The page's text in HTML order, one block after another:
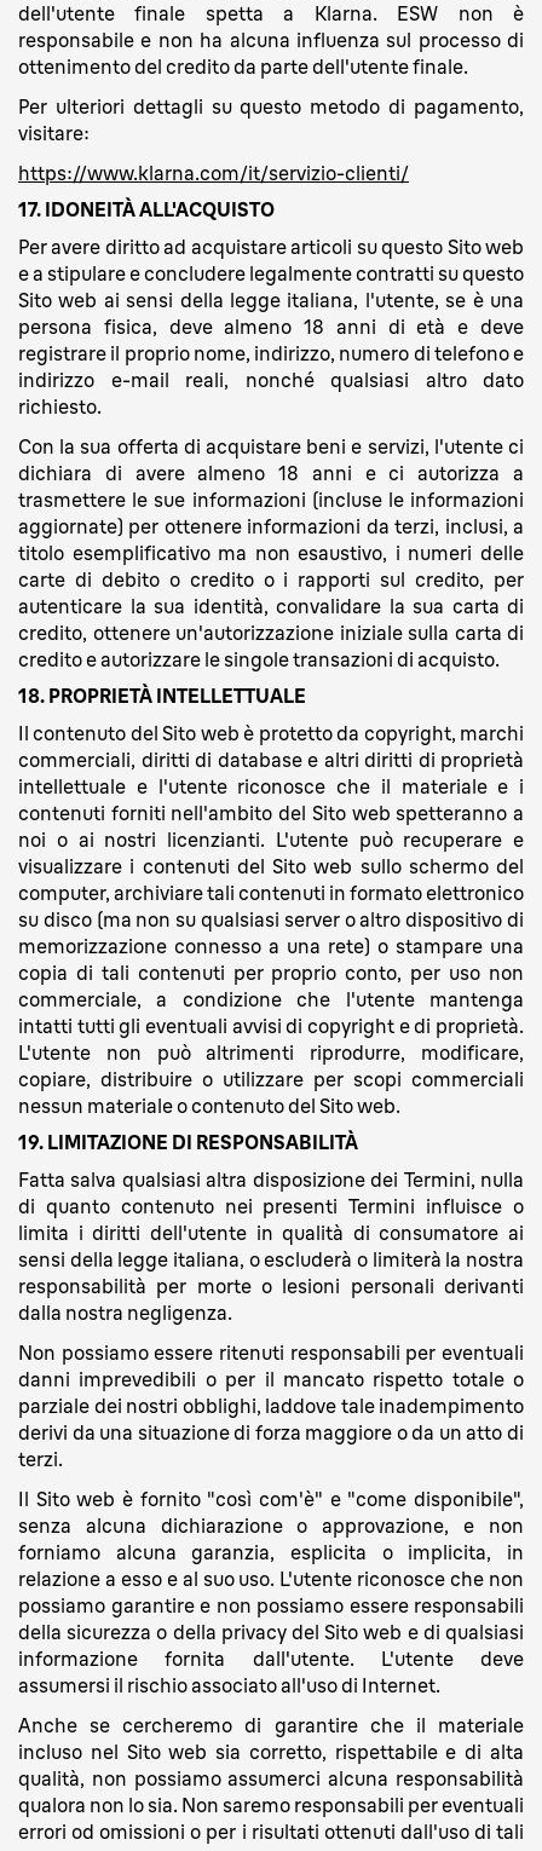
dell'utente finale spetta a Klarna. ESW non è
responsabile e non ha alcuna influenza sul processo di
ottenimento del credito da parte dell'utente finale.
Per ulteriori dettagli su questo metodo di pagamento,
visitare:
https://www.klarna.com/it/servizio-clienti/
17. IDONEITÀ ALL'ACQUISTO
Per avere diritto ad acquistare articoli su questo Sito web
e a stipulare e concludere legalmente contratti su questo
Sito web ai sensi della legge italiana, l'utente, se è una
persona fisica, deve almeno 18 anni di età e deve
registrare il proprio nome, indirizzo, numero di telefono e
indirizzo e-mail reali, nonché qualsiasi altro dato
richiesto.
Con la sua offerta di acquistare beni e servizi, l'utente ci
dichiara di avere almeno 18 anni e ci autorizza a
trasmettere le sue informazioni (incluse le informazioni
aggiornate) per ottenere informazioni da terzi, inclusi, a
titolo esemplificativo ma non esaustivo, i numeri delle
carte di debito o credito o i rapporti sul credito, per
autenticare la sua identità, convalidare la sua carta di
credito, ottenere un'autorizzazione iniziale sulla carta di
credito e autorizzare le singole transazioni di acquisto.
18. PROPRIETÀ INTELLETTUALE
Il contenuto del Sito web è protetto da copyright, marchi
commerciali, diritti di database e altri diritti di proprietà
intellettuale e l'utente riconosce che il materiale e i
contenuti forniti nell'ambito del Sito web spetteranno a
noi o ai nostri licenzianti. L'utente può recuperare e
visualizzare i contenuti del Sito web sullo schermo del
computer, archiviare tali contenuti in formato elettronico
su disco (ma non su qualsiasi server o altro dispositivo di
memorizzazione connesso a una rete) o stampare una
copia di tali contenuti per proprio conto, per uso non
commerciale, a condizione che l'utente mantenga
intatti tutti gli eventuali avvisi di copyright e di proprietà.
L'utente non può altrimenti riprodurre, modificare,
copiare, distribuire o utilizzare per scopi commerciali
nessun materiale o contenuto del Sito web.
19. LIMITAZIONE DI RESPONSABILITÀ
Fatta salva qualsiasi altra disposizione dei Termini, nulla
di quanto contenuto nei presenti Termini influisce o
limita i diritti dell'utente in qualità di consumatore ai
sensi della legge italiana, o escluderà o limiterà la nostra
responsabilità per morte o lesioni personali derivanti
dalla nostra negligenza.
Non possiamo essere ritenuti responsabili per eventuali
danni imprevedibili o per il mancato rispetto totale o
parziale dei nostri obblighi, laddove tale inadempimento
derivi da una situazione di forza maggiore o da un atto di
terzi.
Il Sito web è fornito "così com'è" e "come disponibile",
senza alcuna dichiarazione o approvazione, e non
forniamo alcuna garanzia, esplicita o implicita, in
relazione a esso e al suo uso. L'utente riconosce che non
possiamo garantire e non possiamo essere responsabili
della sicurezza o della privacy del Sito web e di qualsiasi
informazione fornita dall'utente. L'utente deve
assumersi il rischio associato all'uso di Internet.
Anche se cercheremo di garantire che il materiale
incluso nel Sito web sia corretto, rispettabile e di alta
qualità, non possiamo assumerci alcuna responsabilità
qualora non lo sia. Non saremo responsabili per eventuali
errori od omissioni o per i risultati ottenuti dall'uso di tali